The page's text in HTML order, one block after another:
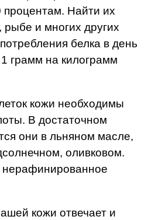
Найти их
и многих других
белка в день
грамм на килограмм
кожи необходимы
В достаточном
они в льняном масле,
оливковом.
нерафинированное
кожи отвечает и